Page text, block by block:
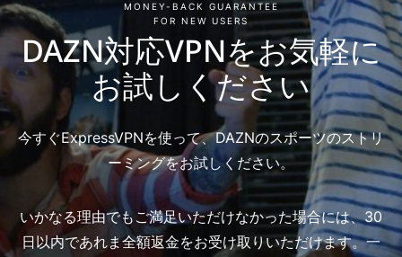
MONEY-BACK GUARANTEE
FOR NEW USERS
DAZN対応VPNをお気軽に
お試しください
今すぐExpressVPNを使って、DAZNのスポーツのストリ
ーミングをお試しください。
いかなる理由でもご満足いただけなかった場合には、30
日以内であれま全額返金をお受け取りいただけます。一